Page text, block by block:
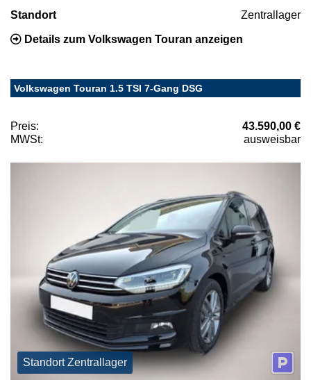
Standort Zentrallager
Details zum Volkswagen Touran anzeigen
Volkswagen Touran 1.5 TSI 7-Gang DSG
Preis:
43.590,00 €
MWSt:
ausweisbar
Standort Zentrallager